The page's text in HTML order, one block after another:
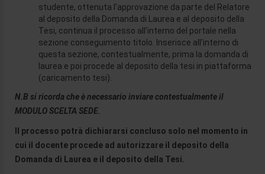
studente, ottenuta l’approvazione da parte del Relatore
al deposito della Domanda di Laurea e al deposito della
Tesi, continua il processo all’interno del portale nella
sezione conseguimento titolo. Inserisce all’interno di
questa sezione, contestualmente, prima la domanda di
laurea e poi procede al deposito della tesi in piattaforma
(caricamento tesi).
N.B si ricorda che è necessario inviare contestualmente il
MODULO SCELTA SEDE.
Il processo potrà dichiararsi concluso solo nel momento in
cui il docente procede ad autorizzare il deposito della
Domanda di Laurea e il deposito della Tesi.